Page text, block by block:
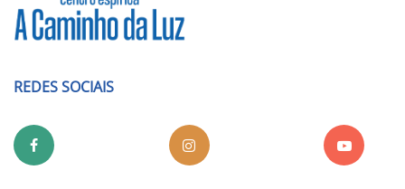
REDES SOCIAIS